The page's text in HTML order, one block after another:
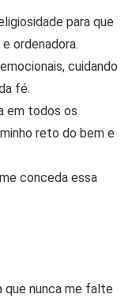
para que
ordenadora.
cuidando
fé.
em todos os
reto do bem e
conceda essa
que nunca me falte